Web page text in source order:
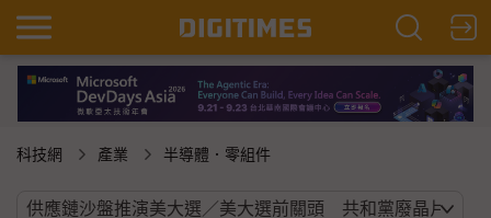
科技網 產業 半導體．零組件